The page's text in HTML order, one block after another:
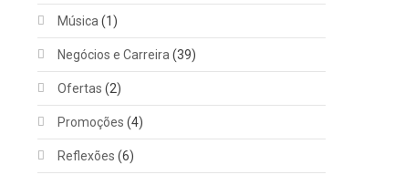
Música (1)
Negócios e Carreira (39)
Ofertas (2)
Promoções (4)
Reflexões (6)